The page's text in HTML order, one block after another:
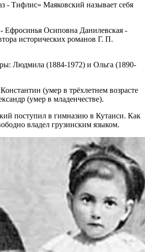
- Тифлис» Маяковский называет себя
Ефросинья Осиповна Данилевская -
исторических романов Г. П.
Людмила (1884-1972) и Ольга (1890-
(умер в трёхлетнем возрасте
(умер в младенчестве).
поступил в гимназию в Кутаиси. Как
владел грузинским языком.